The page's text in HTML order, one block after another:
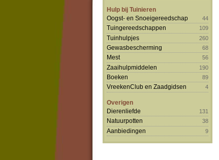
Hulp bij Tuinieren
Oogst- en Snoeigereedschap
44
Tuingereedschappen 109
Tuinhulpjes 260
Gewasbescherming 68
Mest 56
Zaaihulpmiddelen 190
Boeken 89
VreekenClub en Zaadgidsen 4
Overigen
Dierenliefde
131
Natuurpotten 38
Aanbiedingen 9